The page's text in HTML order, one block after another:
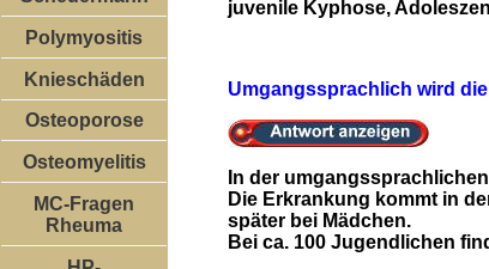
Polymyositis
Knieschäden
Osteoporose
Osteomyelitis
MC-Fragen
Rheuma
juvenile Kyphose,
Umgangssprachlich wird
In der
Die Erkrankung kommt in
später bei Mädchen.
Bei ca. 100 Jugendlichen